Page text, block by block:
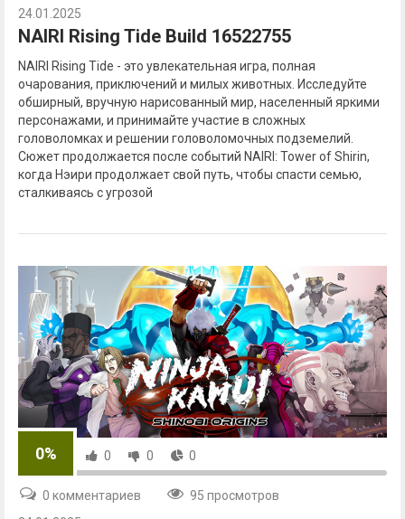
24.01.2025
NAIRI Rising Tide Build 16522755
NAIRI Rising Tide - это увлекательная игра, полная
очарования, приключений и милых животных. Исследуйте
обширный, вручную нарисованный мир, населенный яркими
персонажами, и принимайте участие в сложных
головоломках и решении головоломочных подземелий.
Сюжет продолжается после событий NAIRI: Tower of Shirin,
когда Нэири продолжает свой путь, чтобы спасти семью,
сталкиваясь с угрозой
0% 0 0 0
0 комментариев
95 просмотров